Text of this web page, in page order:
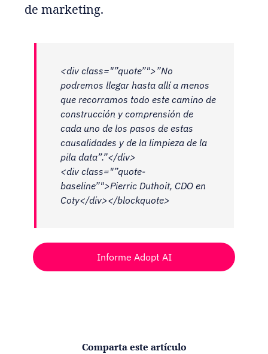
de marketing.
<div class="”quote”">”No
podremos llegar hasta allí a menos
que recorramos todo este camino de
construcción y comprensión de
cada uno de los pasos de estas
causalidades y de la limpieza de la
pila data”.”</div>
<div class="”quote-
baseline”">Pierric Duthoit, CDO en
Coty</div></blockquote>
Informe Adopt AI
Comparta este artículo